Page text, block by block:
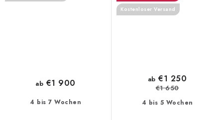
4 bis 7 Wochen
ab €1 900
Kostenloser Versand
4 bis 5 Wochen
ab €1 250
€1 650